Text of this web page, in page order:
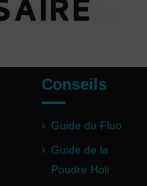
Conseils
Guide du Fluo
Guide de la
Poudre Holi